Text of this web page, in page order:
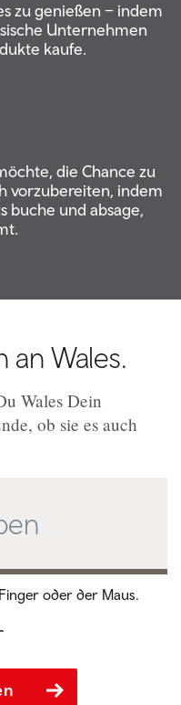
zu genießen – indem
Unternehmen
kaufe.
die Chance zu
vorzubereiten, indem
buche und absage,
an Wales.
Wales Dein
ob sie es auch
oder der Maus.